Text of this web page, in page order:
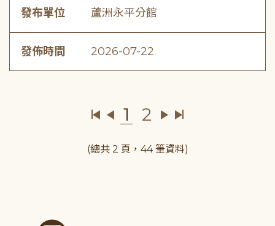
發布單位 蘆洲永平分館
發佈時間 2026-07-22
1 2
(總共 2 頁，44 筆資料)